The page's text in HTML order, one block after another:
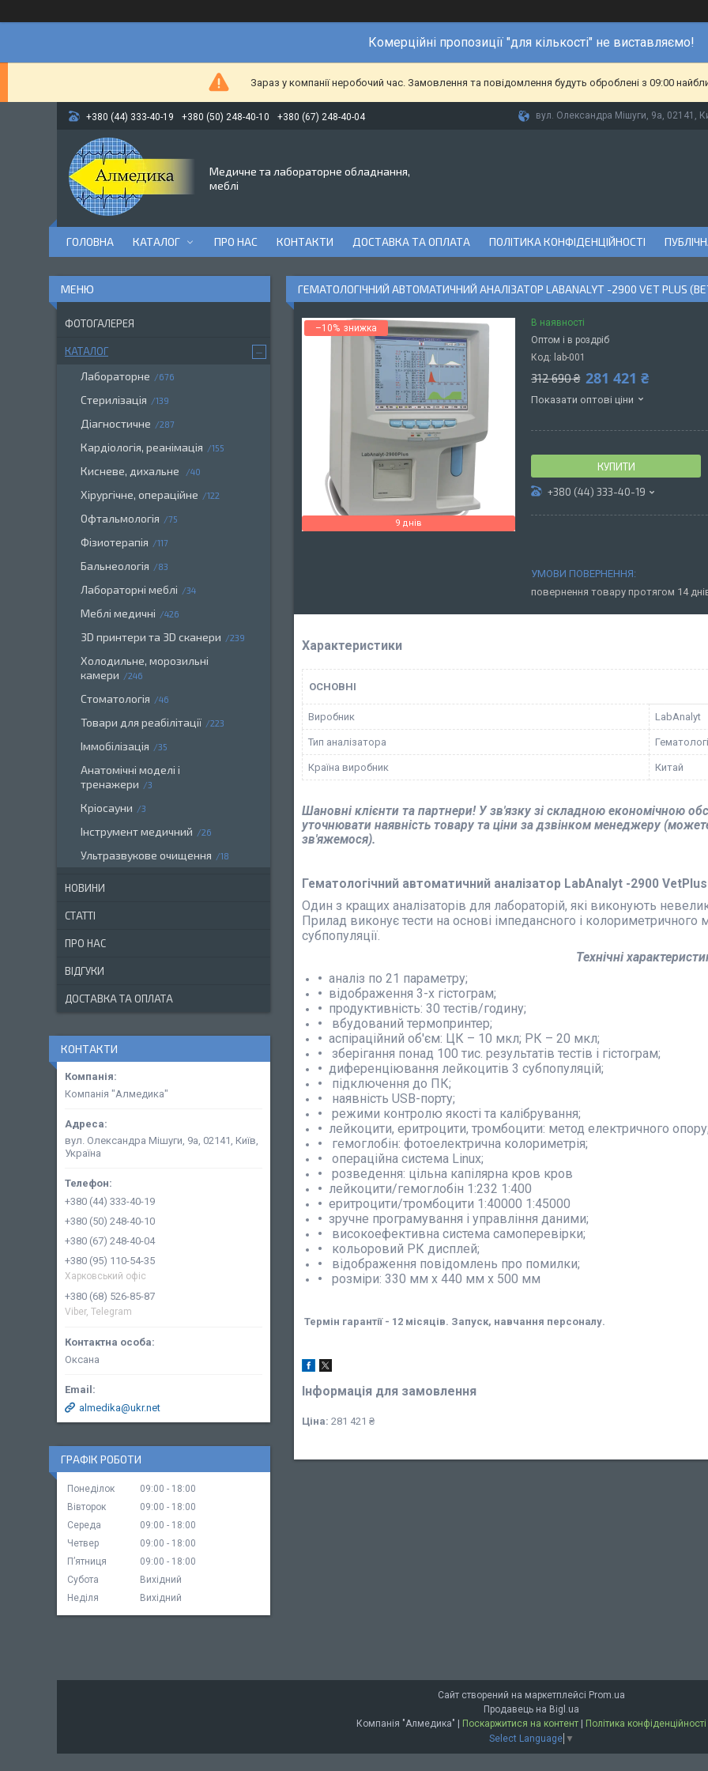
Комерційні пропозиції "для кількості" не виставляємо!
Зараз у компанії неробочий час. Замовлення та повідомлення будуть оброблені з 09:00
+380 (44) 333-40-19 +380 (50) 248-40-10 +380 (67) 248-40-04 вул. Олександра Мішуги, 9а, 02141,
Медичне та лабораторне обладнання,
меблі
ГОЛОВНА КАТАЛОГ ПРО НАС КОНТАКТИ ДОСТАВКА ТА ОПЛАТА ПОЛІТИКА КОНФІДЕНЦІЙНОСТІ
ГЕМАТОЛОГІЧНИЙ АВТОМАТИЧНИЙ АНАЛІЗАТОР LABANALYT -2900 VET PLUS
–10%
9 днів
В наявності
Оптом і в роздріб
Код: lab-001
312 690 ₴ 281 421 ₴
Показати оптові ціни
КУПИТИ
+380 (44) 333-40-19
повернення товару протягом 14
Характеристики
ОСНОВНІ
Виробник LabAnalyt
Тип аналізатора
Країна виробник Китай
Шановні клієнти та партнери! У зв'язку зі складною економічною
уточнювати наявність товару та ціни за дзвінком менеджеру
зв'яжемося).
Гематологічний автоматичний аналізатор LabAnalyt -2900 VetPlus
Один з кращих аналізаторів для лабораторій, які виконують
Прилад виконує тести на основі імпедансного і колориметричного
субпопуляції.
Технічні
аналіз по 21 параметру;
відображення 3-х гістограм;
продуктивність: 30 тестів/годину;
вбудований термопринтер;
аспіраційний об'єм: ЦК – 10 мкл; РК – 20 мкл;
зберігання понад 100 тис. результатів тестів і гістограм;
диференціювання лейкоцитів 3 субпопуляцій;
підключення до ПК;
наявність USB-порту;
режими контролю якості та калібрування;
лейкоцити, еритроцити, тромбоцити: метод електричного
гемоглобін: фотоелектрична колориметрія;
операційна система Linux;
розведення: цільна капілярна кров кров
лейкоцити/гемоглобін 1:232 1:400
еритроцити/тромбоцити 1:40000 1:45000
зручне програмування і управління даними;
високоефективна система самоперевірки;
кольоровий РК дисплей;
відображення повідомлень про помилки;
розміри: 330 мм х 440 мм х 500 мм
Термін гарантії - 12 місяців. Запуск, навчання персоналу.
Інформація для замовлення
Ціна: 281 421 ₴
ФОТОГАЛЕРЕЯ
КАТАЛОГ
Лабораторне 676
Стерилізація 139
Діагностичне 287
Кардіологія, реанімація 155
Кисневе, дихальне 40
Хірургічне, операційне 122
Офтальмологія 75
Фізиотерапія 117
Бальнеологія 83
Лабораторні меблі 34
Меблі медичні 426
3D принтери та 3D сканери 239
Холодильне, морозильні
камери
246
Стоматологія 46
Товари для реабілітації 223
Іммобілізація 35
Анатомічні моделі і
тренажери
3
Кріосауни 3
Інструмент медичний 26
Ультразвукове очищення 18
НОВИНИ
СТАТТІ
ПРО НАС
ВІДГУКИ
ДОСТАВКА ТА ОПЛАТА
КОНТАКТИ
Компанія "Алмедика"
вул. Олександра Мішуги, 9а, 02141, Київ,
Україна
+380 (44) 333-40-19
+380 (50) 248-40-10
+380 (67) 248-40-04
+380 (95) 110-54-35
Харковський офіс
+380 (68) 526-85-87
Viber, Telegram
Оксана
almedika@ukr.net
ГРАФІК РОБОТИ
Понеділок 09:00
18:00
Вівторок
09:00
18:00
Середа
09:00
18:00
Четвер
09:00
18:00
Пʼятниця
09:00
18:00
Субота
Вихідний
Неділя
Вихідний
Сайт створений на маркетплейсі Prom.ua
Продавець на Bigl.ua
Поскаржитися на контент
Політика конфіденційності
Select Language ▼